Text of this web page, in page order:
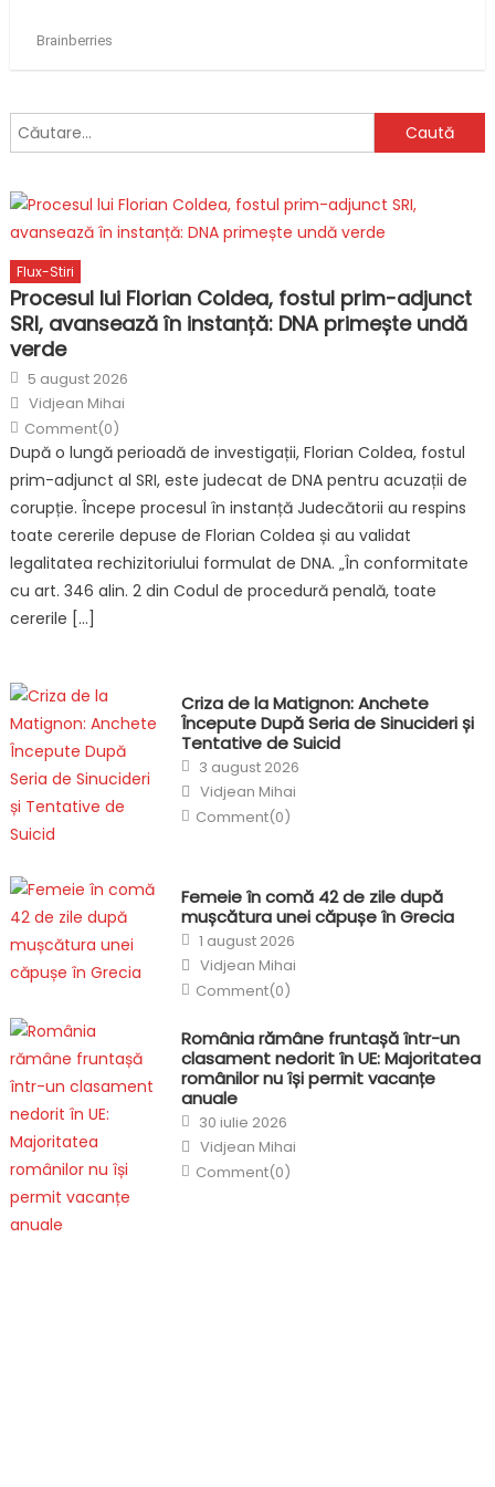
Caută
după:
Flux-Stiri
Procesul lui Florian Coldea, fostul prim-adjunct
SRI, avansează în instanță: DNA primește undă
verde
Posted
on
5 august 2026
Author
Vidjean Mihai
Comment(0)
După o lungă perioadă de investigații, Florian Coldea, fostul
prim-adjunct al SRI, este judecat de DNA pentru acuzații de
corupție. Începe procesul în instanță Judecătorii au respins
toate cererile depuse de Florian Coldea și au validat
legalitatea rechizitoriului formulat de DNA. „În conformitate
cu art. 346 alin. 2 din Codul de procedură penală, toate
cererile […]
Criza de la Matignon: Anchete
Începute După Seria de Sinucideri și
Tentative de Suicid
Posted
on
3 august 2026
Author
Vidjean Mihai
Comment(0)
Femeie în comă 42 de zile după
mușcătura unei căpușe în Grecia
Posted
on
1 august 2026
Author
Vidjean Mihai
Comment(0)
România rămâne fruntașă într-un
clasament nedorit în UE: Majoritatea
românilor nu își permit vacanțe
anuale
Posted
on
30 iulie 2026
Author
Vidjean Mihai
Comment(0)